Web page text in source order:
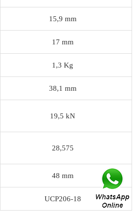
15,9 mm
17 mm
1,3 Kg
38,1 mm
19,5 kN
28,575
48 mm
UCP206-18